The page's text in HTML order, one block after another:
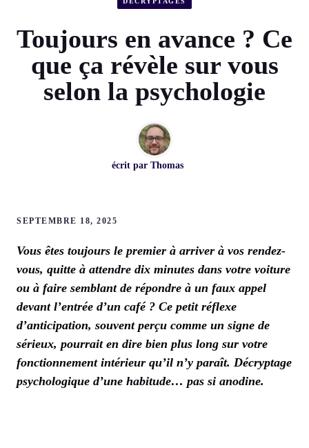
Toujours en avance ? Ce
que ça révèle sur vous
selon la psychologie
écrit par Thomas
SEPTEMBRE 18, 2025
Vous êtes toujours le premier à arriver à vos rendez-
vous, quitte à attendre dix minutes dans votre voiture
ou à faire semblant de répondre à un faux appel
devant l’entrée d’un café ? Ce petit réflexe
d’anticipation, souvent perçu comme un signe de
sérieux, pourrait en dire bien plus long sur votre
fonctionnement intérieur qu’il n’y paraît. Décryptage
psychologique d’une habitude… pas si anodine.